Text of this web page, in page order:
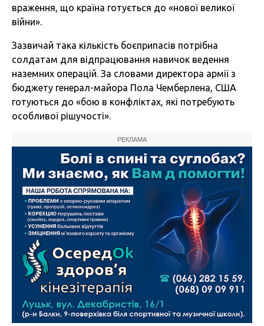
враження, що країна готується до «нової великої
війни».
Зазвичай така кількість боєприпасів потрібна
солдатам для відпрацювання навичок ведення
наземних операцій. За словами директора армії з
бюджету генерал-майора Пола Чемберлена, США
готуються до «бою в конфліктах, які потребують
особливої рішучості».
РЕКЛАМА